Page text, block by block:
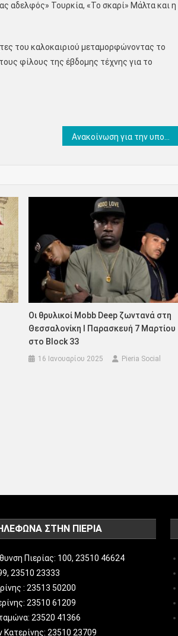
αδελφός» Τουρκία, «Το σκαρί» Μάλτα και η
του καλοκαιριού μεταμορφώνοντας το
φίλους της έβδομης τέχνης για το
Ανακοίνωση για την υποβολή αιτήσεων για την απόκτηση voucher για παιδικούς/βρεφονηπιακούς σταθμούς, ΚΔΑΠ και ΚΔΑΠ AμεΑ σχ. έτους 2022-2023￼
Οι θρυλικοί Mobb Deep ζωντανά στη
Θεσσαλονίκη I Παρασκευή 7 Μαρτίου
στο Block 33
16 Ιανουαρίου 2025 Pieria Social
ΣΤΗΝ ΠΙΕΡΙΑ
Πιερίας: 100, 23510 46624
23510 23333
: 23513 50200
23510 61209
23520 41366
23510 23709